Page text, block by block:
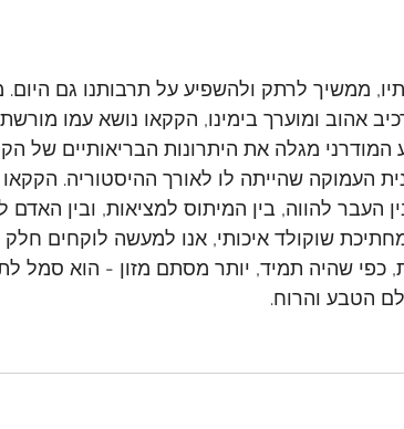
ממשיך לרתק ולהשפיע על תרבותנו גם היום.
אהוב ומוערך בימינו, הקקאו נושא עמו
מגלה את היתרונות הבריאותיים של
העמוקה שהייתה לו לאורך ההיסטוריה. הקקאו
העבר להווה, בין המיתוס למציאות, ובין
שוקולד איכותי, אנו למעשה לוקחים
כפי שהיה תמיד, יותר מסתם מזון - הוא סמל
הטבע והרוח.